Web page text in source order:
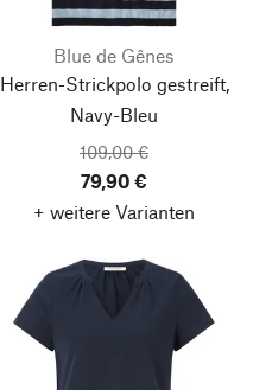
Blue de Gênes
Herren-Strickpolo gestreift,
Navy-Bleu
109,00 €
79,90 €
+ weitere Varianten